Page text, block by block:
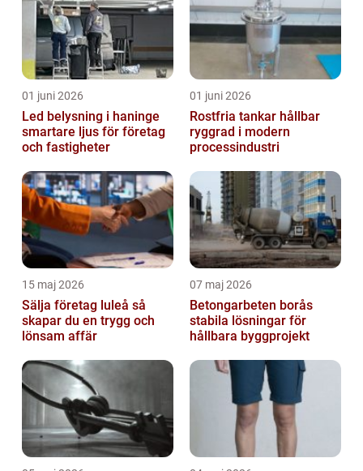
01 juni 2026
Led belysning i haninge
smartare ljus för företag
och fastigheter
01 juni 2026
Rostfria tankar hållbar
ryggrad i modern
processindustri
15 maj 2026
Sälja företag luleå så
skapar du en trygg och
lönsam affär
07 maj 2026
Betongarbeten borås
stabila lösningar för
hållbara byggprojekt